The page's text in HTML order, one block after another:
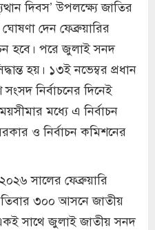
দিবস’ উপলক্ষ্যে জাতির
ঘোষণা দেন ফেব্রুয়ারির
হবে। পরে জুলাই সনদ
হয়। ১৩ই নভেম্বর প্রধান
নির্বাচনের দিনেই
মধ্যে এ নির্বাচন
ও নির্বাচন কমিশনের
সালের ফেব্রুয়ারি
৩০০ আসনে জাতীয়
সাথে জুলাই জাতীয় সনদ